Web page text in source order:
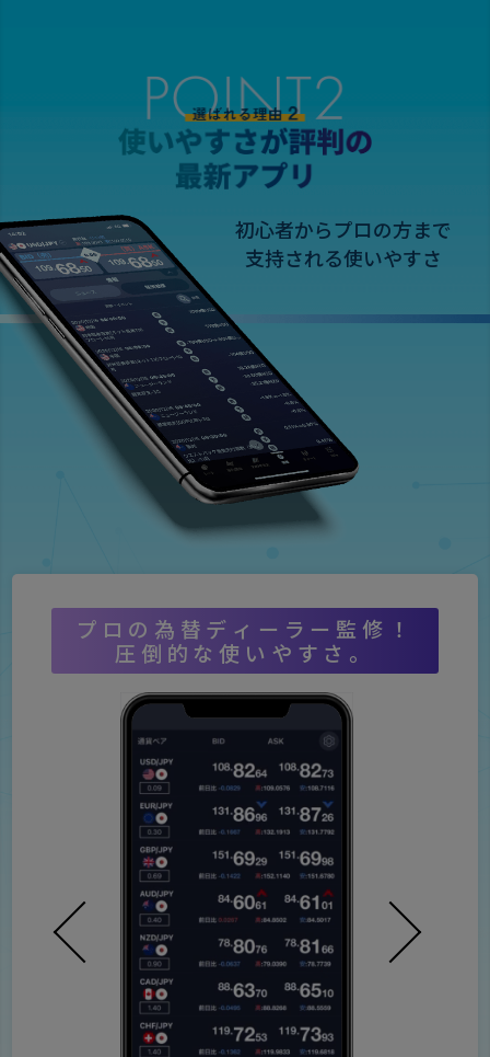
初心者からプロの方まで
支持される使いやすさ
プロの為替ディーラー監修！
圧倒的な使いやすさ。